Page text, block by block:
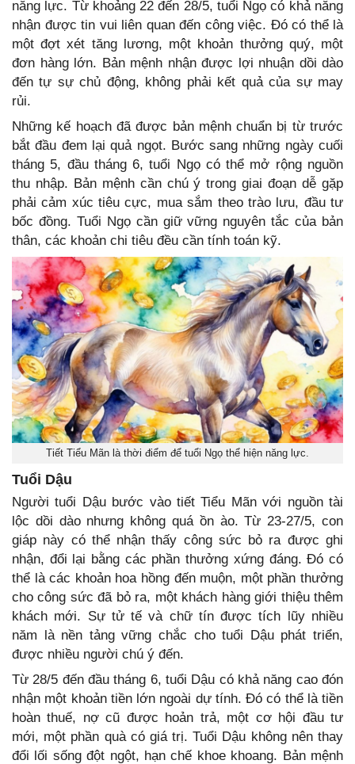
năng lực. Từ khoảng 22 đến 28/5, tuổi Ngọ có khả năng
nhận được tin vui liên quan đến công việc. Đó có thể là
một đợt xét tăng lương, một khoản thưởng quý, một
đơn hàng lớn. Bản mệnh nhận được lợi nhuận dồi dào
đến tự sự chủ động, không phải kết quả của sự may
rủi.
Những kế hoạch đã được bản mệnh chuẩn bị từ trước
bắt đầu đem lại quả ngọt. Bước sang những ngày cuối
tháng 5, đầu tháng 6, tuổi Ngọ có thể mở rộng nguồn
thu nhập. Bản mệnh cần chú ý trong giai đoạn dễ gặp
phải cảm xúc tiêu cực, mua sắm theo trào lưu, đầu tư
bốc đồng. Tuổi Ngọ cần giữ vững nguyên tắc của bản
thân, các khoản chi tiêu đều cần tính toán kỹ.
Tiết Tiểu Mãn là thời điểm để tuổi Ngọ thể hiện năng lực.
Tuổi Dậu
Người tuổi Dậu bước vào tiết Tiểu Mãn với nguồn tài
lộc dồi dào nhưng không quá ồn ào. Từ 23-27/5, con
giáp này có thể nhận thấy công sức bỏ ra được ghi
nhận, đổi lại bằng các phần thưởng xứng đáng. Đó có
thể là các khoản hoa hồng đến muộn, một phần thưởng
cho công sức đã bỏ ra, một khách hàng giới thiệu thêm
khách mới. Sự tử tế và chữ tín được tích lũy nhiều
năm là nền tảng vững chắc cho tuổi Dậu phát triển,
được nhiều người chú ý đến.
Từ 28/5 đến đầu tháng 6, tuổi Dậu có khả năng cao đón
nhận một khoản tiền lớn ngoài dự tính. Đó có thể là tiền
hoàn thuế, nợ cũ được hoản trả, một cơ hội đầu tư
mới, một phần quà có giá trị. Tuổi Dậu không nên thay
đổi lối sống đột ngột, hạn chế khoe khoang. Bản mệnh